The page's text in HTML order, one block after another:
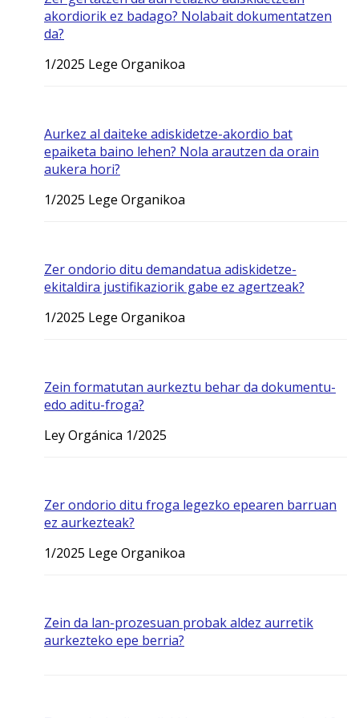
akordiorik ez badago? Nolabait dokumentatzen
da?
1/2025 Lege Organikoa
Aurkez al daiteke adiskidetze-akordio bat
epaiketa baino lehen? Nola arautzen da orain
aukera hori?
1/2025 Lege Organikoa
Zer ondorio ditu demandatua adiskidetze-
ekitaldira justifikaziorik gabe ez agertzeak?
1/2025 Lege Organikoa
Zein formatutan aurkeztu behar da dokumentu-
edo aditu-froga?
Ley Orgánica 1/2025
Zer ondorio ditu froga legezko epearen barruan
ez aurkezteak?
1/2025 Lege Organikoa
Zein da lan-prozesuan probak aldez aurretik
aurkezteko epe berria?